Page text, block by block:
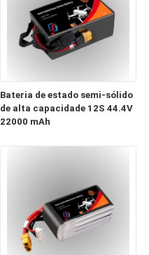
Bateria de estado semi-sólido
de alta capacidade 12S 44.4V
22000 mAh